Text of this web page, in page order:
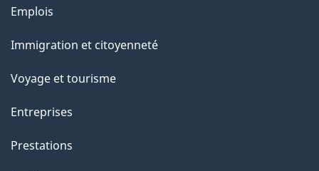
Thèmes
sujets
Emplois
Immigration et citoyenneté
Voyage et tourisme
Entreprises
Prestations